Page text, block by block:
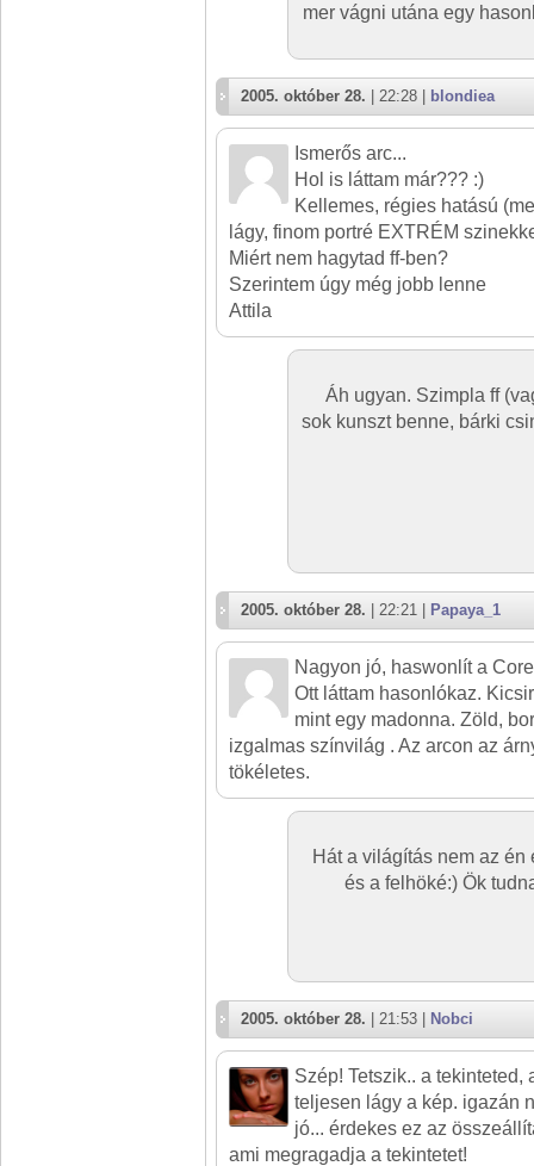
mer vágni utána egy
2005. október 28. | 22:28 | blondiea
Ismerős arc...
Hol is láttam már??? :)
Kellemes, régies hatású
lágy, finom portré EXTRÉM
Miért nem hagytad ff-ben?
Szerintem úgy még jobb lenne
Attila
Áh ugyan. Szimpla ff
sok kunszt benne, bárki
2005. október 28. | 22:21 | Papaya_1
Nagyon jó, haswonlít a
Ott láttam hasonlókaz.
mint egy madonna. Zöld,
izgalmas színvilág . Az arcon az
tökéletes.
Hát a világítás nem az
és a felhöké:) Ök
2005. október 28. | 21:53 | Nobci
Szép! Tetszik.. a tekinteted,
teljesen lágy a kép. igazán
jó... érdekes ez az
ami megragadja a tekintetet!